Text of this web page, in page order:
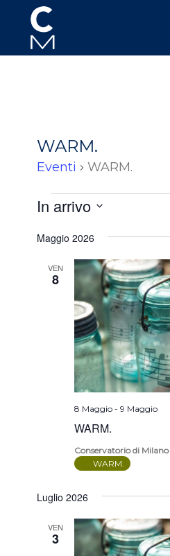
WARM.
Eventi WARM.
Eventi
In arrivo
la
Maggio 2026
VEN
8
WARM.
8 Maggio -9 Maggio
Conservatorio di Milano
WARM.
Luglio 2026
VEN
3